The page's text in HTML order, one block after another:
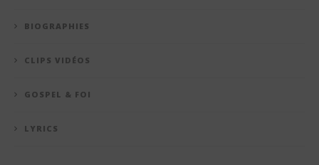
BIOGRAPHIES
CLIPS VIDÉOS
GOSPEL & FOI
LYRICS